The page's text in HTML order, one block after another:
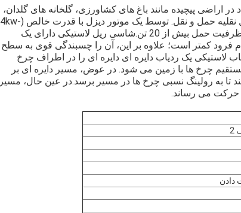
به زودی با شما تماس خواهیم گرفت
پیچیده مانند باغ های کشاورزی، گلخانه های گلدان،
مناطق کوهستانی، سواحل،و مناطق برفی، به اختصار وسایل نقلیه حمل و نقل. توسط یک موتور دیزل با قدرت خالص (4kw-
100kw) ، با حداکثر سرعت بیش از 35 کیلومتر در ساعت و ظرفیت حمل بیش از 20 تن.شاسی ریل لاستیکی دارای یک
فرود کمتر است؛ علاوه بر این، آن را چسبندگی قوی به سطح
لاستیکی یک ردیاب دایره ای دایره ای را در اطراف چرخ
چرخ ها با زمین می شود. در عوض، مسیر دایره ای بر
به رولینگ نسبی چرخ ها در مسیر برسد.در عین حال، مسیر
حرکت می رساند.